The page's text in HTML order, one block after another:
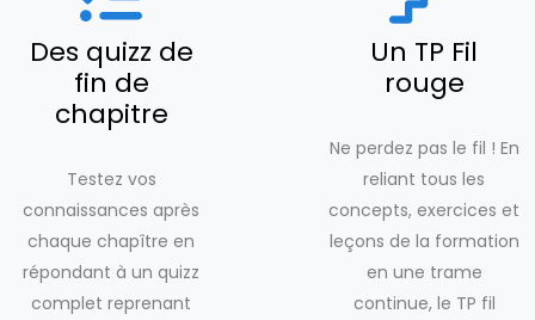
Des quizz de
fin de
chapitre
Testez vos
connaissances après
chaque chapître en
répondant à un quizz
complet reprenant
Un TP Fil
rouge
Ne perdez pas le fil ! En
reliant tous les
concepts, exercices et
leçons de la formation
en une trame
continue, le TP fil